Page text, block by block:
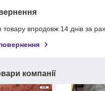
впродовж 14 днів за
компанії